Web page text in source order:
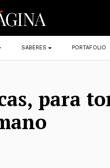
SABERES PORTAFOLIO
para